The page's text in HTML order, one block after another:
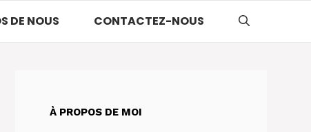
DE NOUS CONTACTEZ-NOUS
À PROPOS DE MOI